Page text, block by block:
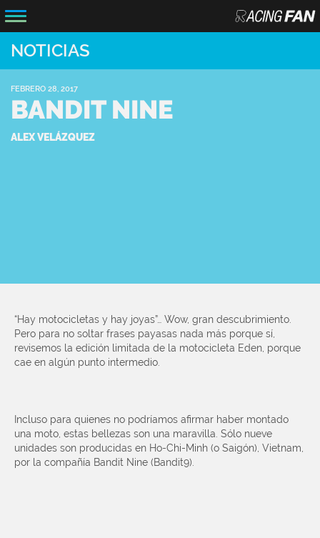
NOTICIAS
FEBRERO 28, 2017
BANDIT NINE
ALEX VELÁZQUEZ
“Hay motocicletas y hay joyas”… Wow, gran descubrimiento.
Pero para no soltar frases payasas nada más porque sí,
revisemos la edición limitada de la motocicleta Eden, porque
cae en algún punto intermedio.
Incluso para quienes no podríamos afirmar haber montado
una moto, estas bellezas son una maravilla. Sólo nueve
unidades son producidas en Ho-Chi-Minh (o Saigón), Vietnam,
por la compañía Bandit Nine (Bandit9).